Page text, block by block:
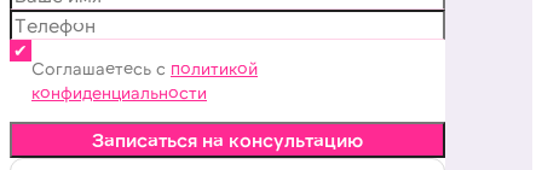
Соглашаетесь с политикой
конфиденциальности
Записаться на консультацию